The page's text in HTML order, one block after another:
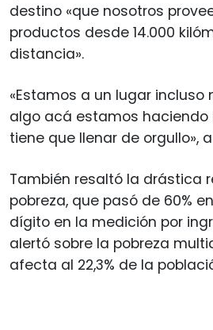
destino «que nosotros
productos desde 14.000
distancia».
«Estamos a un lugar incluso
algo acá estamos haciendo
tiene que llenar de orgullo»,
También resaltó la drástica
pobreza, que pasó de 60%
dígito en la medición por
alertó sobre la pobreza
afecta al 22,3% de la